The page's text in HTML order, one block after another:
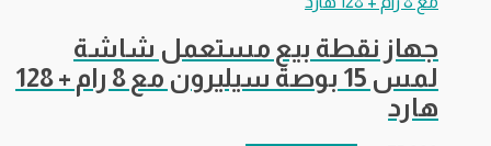
جهاز نقطة بيع مستعمل شاشة
لمس 15 بوصة سيليرون مع 8 رام + 128
هارد